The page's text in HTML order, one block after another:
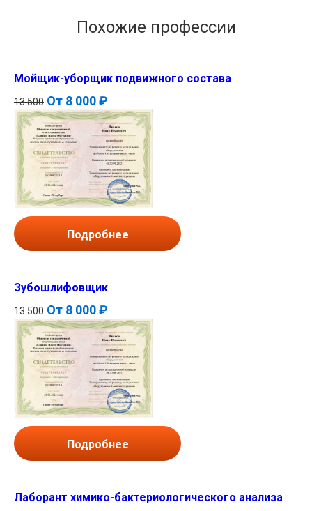
Похожие профессии
Мойщик-уборщик подвижного состава
13 500 От 8 000 ₽
Подробнее
Зубошлифовщик
13 500 От 8 000 ₽
Подробнее
Лаборант химико-бактериологического анализа